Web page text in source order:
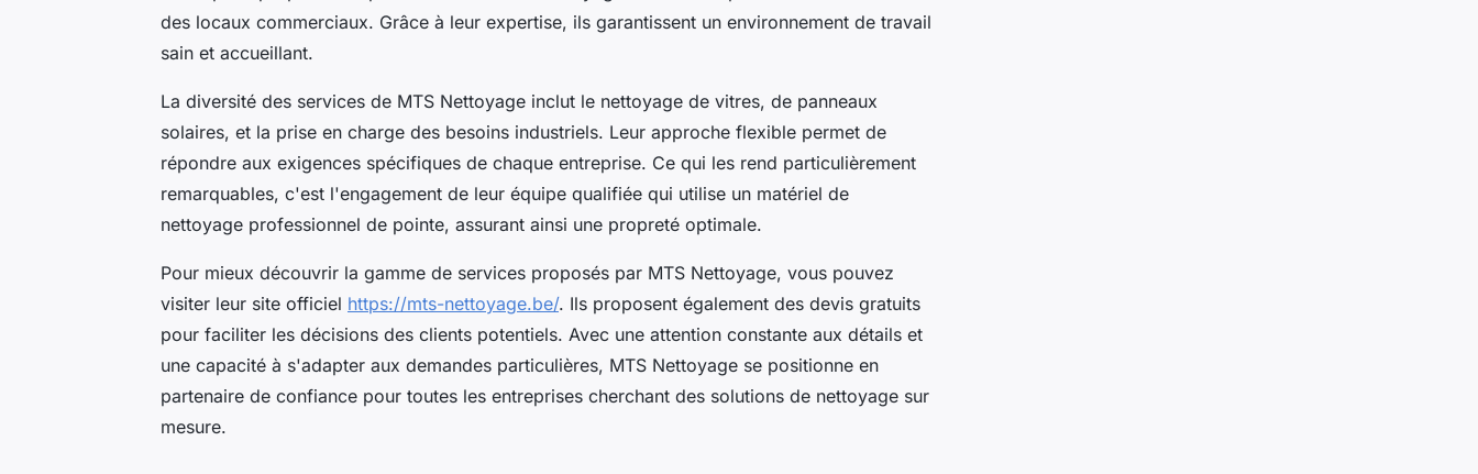
des locaux commerciaux. Grâce à leur expertise, ils garantissent un environnement de travail
sain et accueillant.
La diversité des services de MTS Nettoyage inclut le nettoyage de vitres, de panneaux
solaires, et la prise en charge des besoins industriels. Leur approche flexible permet de
répondre aux exigences spécifiques de chaque entreprise. Ce qui les rend particulièrement
remarquables, c'est l'engagement de leur équipe qualifiée qui utilise un matériel de
nettoyage professionnel de pointe, assurant ainsi une propreté optimale.
Pour mieux découvrir la gamme de services proposés par MTS Nettoyage, vous pouvez
visiter leur site officiel https://mts-nettoyage.be/. Ils proposent également des devis gratuits
pour faciliter les décisions des clients potentiels. Avec une attention constante aux détails et
une capacité à s'adapter aux demandes particulières, MTS Nettoyage se positionne en
partenaire de confiance pour toutes les entreprises cherchant des solutions de nettoyage sur
mesure.